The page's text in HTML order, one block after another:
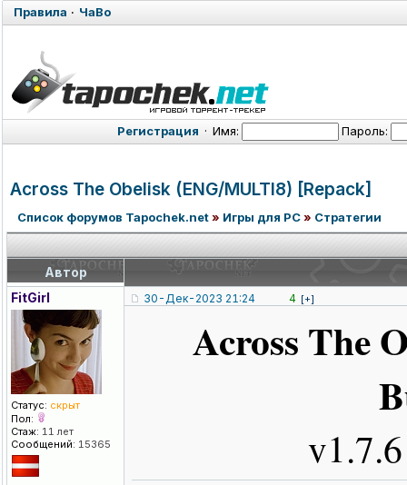
Правила · ЧаВо
Регистрация · Имя: Пароль:
Across The Obelisk (ENG/MULTI8) [Repack]
Список форумов Tapochek.net» Игры для PC» Стратегии
Автор
FitGirl
Статус: скрыт
Пол:
Стаж: 11 лет
Сообщений: 15365
30-Дек-2023 21:24 4 [+]
Across The